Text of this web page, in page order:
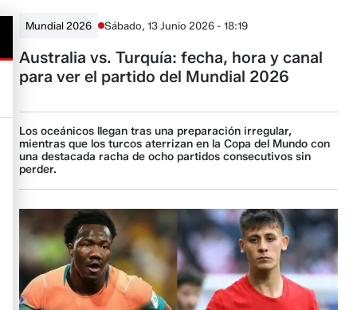
Mundial 2026 Sábado, 13 Junio 2026 - 18:19
Australia vs. Turquía: fecha, hora y canal
para ver el partido del Mundial 2026
Los oceánicos llegan tras una preparación irregular,
mientras que los turcos aterrizan en la Copa del Mundo con
una destacada racha de ocho partidos consecutivos sin
perder.